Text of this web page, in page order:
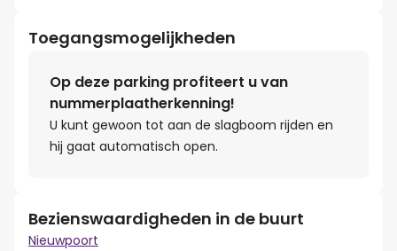
Toegangsmogelijkheden
Op deze parking profiteert u van
nummerplaatherkenning!
U kunt gewoon tot aan de slagboom rijden en
hij gaat automatisch open.
Bezienswaardigheden in de buurt
Nieuwpoort